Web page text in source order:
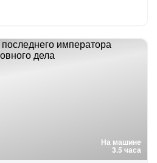
На машине
3.5 часа